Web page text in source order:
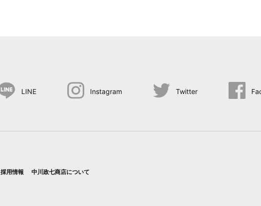
LINE Instagram Twitter
採用情報 中川政七商店について